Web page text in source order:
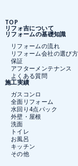
TOP
リフォ吉について
リフォームの基礎知識
リフォームの流れ
リフォーム会社の選び方
保証
アフターメンテナンス
よくある質問
施工実績
ガスコンロ
全面リフォーム
水回り4点パック
外壁・屋根
洗面
トイレ
お風呂
キッチン
その他